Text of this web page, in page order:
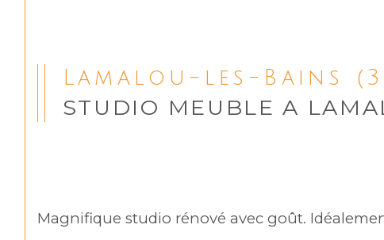
Lamalou-les-Bains
STUDIO MEUBLE A
Magnifique studio rénové avec goût.